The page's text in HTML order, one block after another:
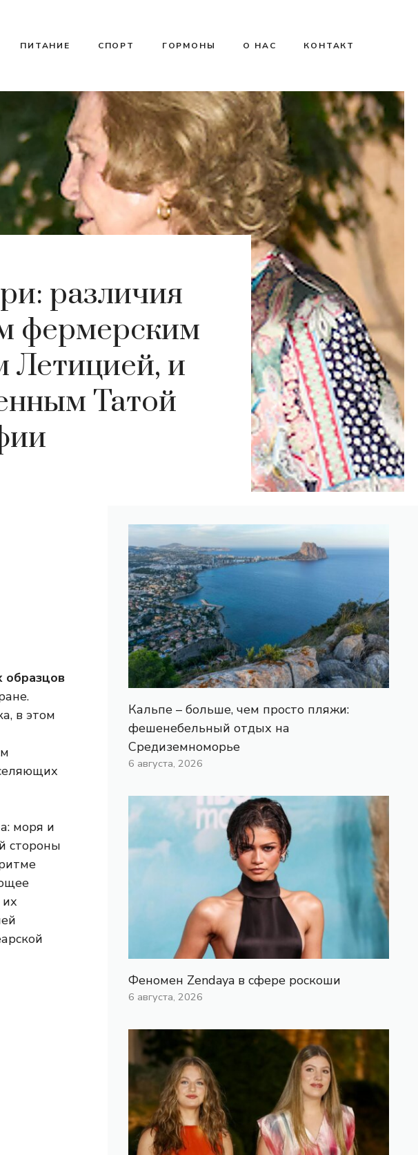
ПИТАНИЕ СПОРТ ГОРМОНЫ О НАС КОНТАКТ
различия
фермерским
и
Татой
образцов
в этом
моря и
стороны
Кальпе – больше, чем просто пляжи:
фешенебельный отдых на
Средиземноморье
6 августа, 2026
Феномен Zendaya в сфере роскоши
6 августа, 2026